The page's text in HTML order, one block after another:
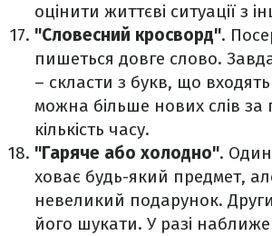
оцінити життєві ситуації з
"Словесний кросворд".
пишеться довге слово.
– скласти з букв, що
можна більше нових слів за
кількість часу.
"Гаряче або холодно". Один
ховає будь-який предмет,
невеликий подарунок.
його шукати. У разі